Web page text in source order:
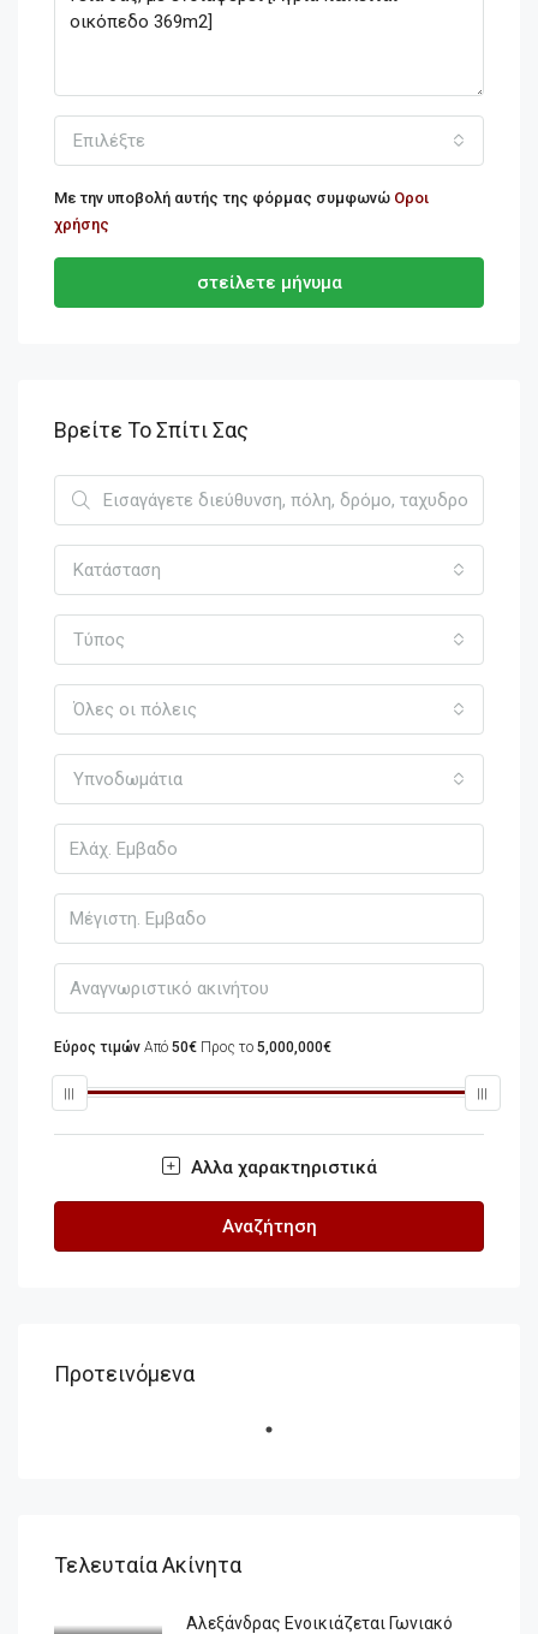
Επιλέξτε
Με την υποβολή αυτής της φόρμας συμφωνώ Οροι
χρήσης
στείλετε μήνυμα
Βρείτε Το Σπίτι Σας
Κατάσταση
Τύπος
Όλες οι πόλεις
Υπνοδωμάτια
Εύρος τιμών Από 50€ Προς το 5,000,000€
Αλλα χαρακτηριστικά
Αναζήτηση
Προτεινόμενα
Τελευταία Ακίνητα
Αλεξάνδρας Ενοικιάζεται Γωνιακό